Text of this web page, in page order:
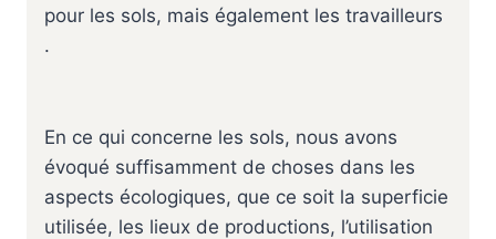
pour les sols, mais également les travailleurs ‍
.
En ce qui concerne les sols, nous avons
évoqué suffisamment de choses dans les
aspects écologiques, que ce soit la superficie
utilisée, les lieux de productions, l’utilisation